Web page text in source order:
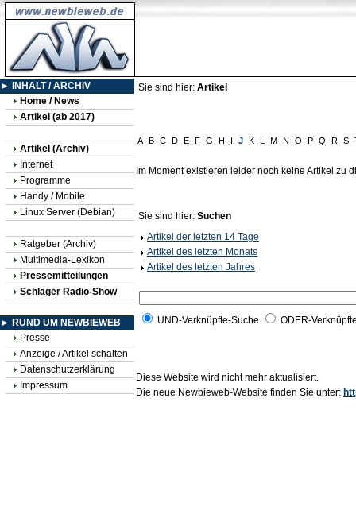
► INHALT / ARCHIV
Home / News
Artikel (ab 2017)
Artikel (Archiv)
Internet
Programme
Handy / Mobile
Linux Server (Debian)
Ratgeber (Archiv)
Multimedia-Lexikon
Pressemitteilungen
Schlager Radio-Show
► RUND UM NEWBIEWEB
Presse
Anzeige / Artikel schalten
Datenschutzerklärung
Impressum
Sie sind hier: Artikel
A B C D E F G H I J K L M N O P Q R S
Im Moment existieren leider noch keine Artikel zu
Sie sind hier: Suchen
Artikel der letzten 14 Tage
Artikel des letzten Monats
Artikel des letzten Jahres
UND-Verknüpfte-Suche ODER-
Diese Website wird nicht mehr aktualisiert.
Die neue Newbieweb-Website finden Sie unter: